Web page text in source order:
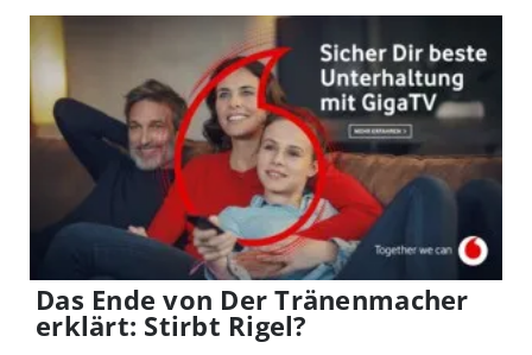
Das Ende von Der Tränenmacher
erklärt: Stirbt Rigel?